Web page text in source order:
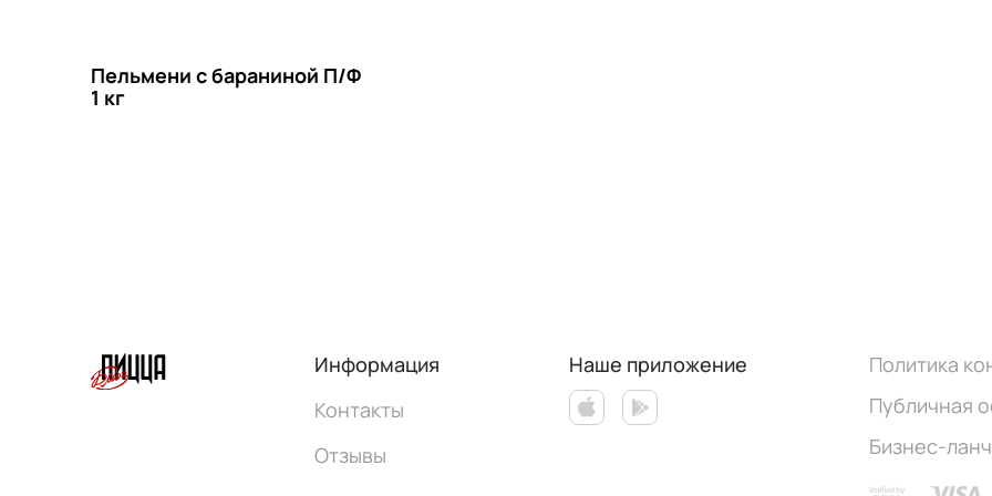
Пельмени с бараниной П/Ф
1 кг
Информация
Контакты
Отзывы
Наше приложение
Политика
Публичная
Бизнес-ланч